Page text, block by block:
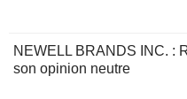
NEWELL BRANDS INC. :
son opinion neutre